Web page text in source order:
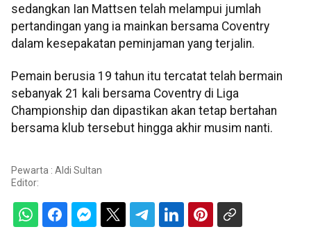
sedangkan Ian Mattsen telah melampui jumlah
pertandingan yang ia mainkan bersama Coventry
dalam kesepakatan peminjaman yang terjalin.
Pemain berusia 19 tahun itu tercatat telah bermain
sebanyak 21 kali bersama Coventry di Liga
Championship dan dipastikan akan tetap bertahan
bersama klub tersebut hingga akhir musim nanti.
Pewarta : Aldi Sultan
Editor: